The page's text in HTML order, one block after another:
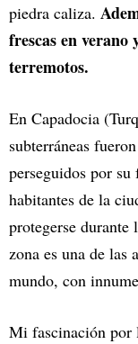
piedra caliza.
frescas en verano
terremotos.
En Capadocia
subterráneas
perseguidos por
habitantes de la
protegerse durante
zona es una de las
mundo, con
Mi fascinación por